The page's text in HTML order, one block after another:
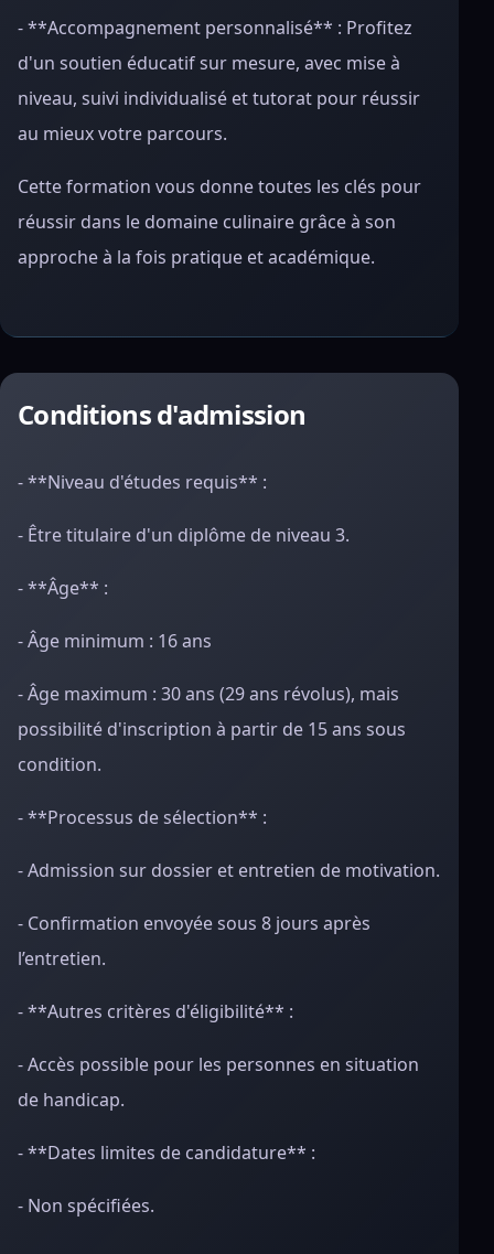
- **Accompagnement personnalisé** : Profitez
d'un soutien éducatif sur mesure, avec mise à
niveau, suivi individualisé et tutorat pour réussir
au mieux votre parcours.
Cette formation vous donne toutes les clés pour
réussir dans le domaine culinaire grâce à son
approche à la fois pratique et académique.
Conditions d'admission
- **Niveau d'études requis** :
- Être titulaire d'un diplôme de niveau 3.
- **Âge** :
- Âge minimum : 16 ans
- Âge maximum : 30 ans (29 ans révolus), mais
possibilité d'inscription à partir de 15 ans sous
condition.
- **Processus de sélection** :
- Admission sur dossier et entretien de motivation.
- Confirmation envoyée sous 8 jours après
l’entretien.
- **Autres critères d'éligibilité** :
- Accès possible pour les personnes en situation
de handicap.
- **Dates limites de candidature** :
- Non spécifiées.